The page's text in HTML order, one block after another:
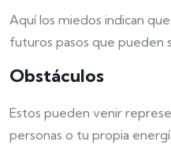
Aquí los miedos indican
futuros pasos que pueden
Obstáculos
Estos pueden venir
personas o tu propia